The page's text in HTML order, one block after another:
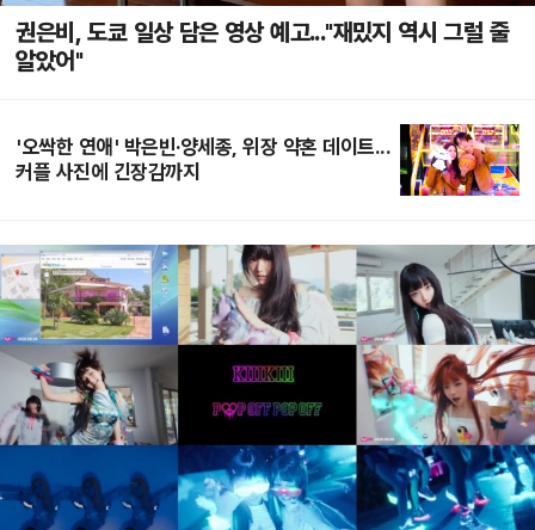
권은비, 도쿄 일상 담은 영상 예고..."재밌지 역시 그럴 줄
알았어"
'오싹한 연애' 박은빈·양세종, 위장 약혼 데이트...
커플 사진에 긴장감까지